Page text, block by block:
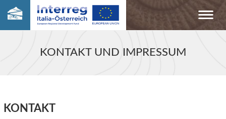
KONTAKT UND IMPRESSUM
KONTAKT